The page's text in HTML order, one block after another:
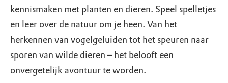
kennismaken met planten en dieren. Speel spelletjes
en leer over de natuur om je heen. Van het
herkennen van vogelgeluiden tot het speuren naar
sporen van wilde dieren – het belooft een
onvergetelijk avontuur te worden.